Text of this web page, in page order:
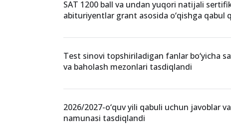
SAT 1200 ball va undan yuqori natijali
abituriyentlar grant asosida o‘qishga qabul
Test sinovi topshiriladigan fanlar bo‘yicha
va baholash mezonlari tasdiqlandi
2026/2027-o‘quv yili qabuli uchun javoblar
namunasi tasdiqlandi